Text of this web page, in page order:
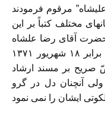
مرقوم فرمودند
مختلف کتباً بر این
حضرت آقای رضا علشاه
در روز چهارشنبه ۱۱ ربیع الاول ۱۴۱۳ برابر ۱۸ شهریور ۱۳۷۱
صریح بر مسند ارشاد
ولی آنچنان دل در گرو
ایشان را نمی نمود